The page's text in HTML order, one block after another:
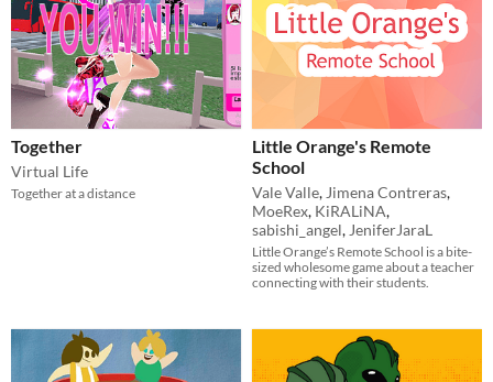
Together
Virtual Life
Together at a distance
Little Orange's Remote
School
Vale Valle, Jimena Contreras,
MoeRex, KiRALiNA,
sabishi_angel, JeniferJaraL
Little Orange’s Remote School is a bite-
sized wholesome game about a teacher
connecting with their students.